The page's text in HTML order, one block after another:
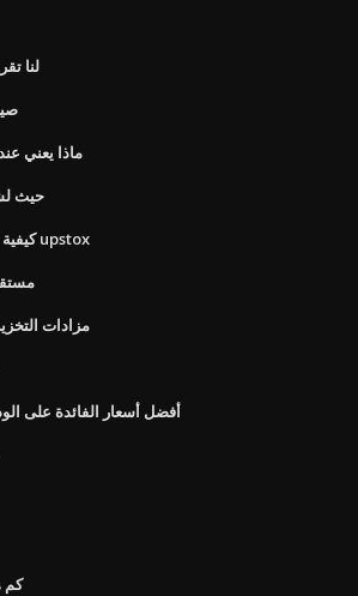
لنا
ماذا يعني
حيث
كيفية القيام خيارات التداول في upstox
مزادات
أفضل أسعار الفائدة على
كم هو 5 ملايين